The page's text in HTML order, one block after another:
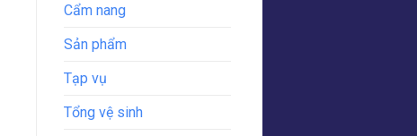
Cẩm nang
Sản phẩm
Tạp vụ
Tổng vệ sinh